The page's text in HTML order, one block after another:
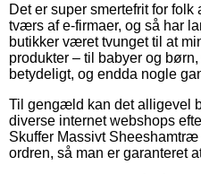
Det er super smertefrit for
tværs af e-firmaer, og så har
butikker været tvunget til at
produkter – til babyer og
betydeligt, og endda nogle
Til gengæld kan det alligevel
diverse internet webshops
Skuffer Massivt
ordren, så man er garanteret